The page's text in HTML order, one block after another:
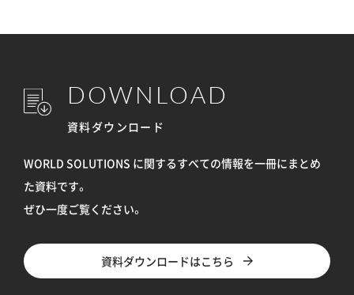
DOWNLOAD
資料ダウンロード
WORLD SOLUTIONS に関するすべての情報を一冊にまとめ
た資料です。
ぜひ一度ご覧ください。
資料ダウンロードはこちら